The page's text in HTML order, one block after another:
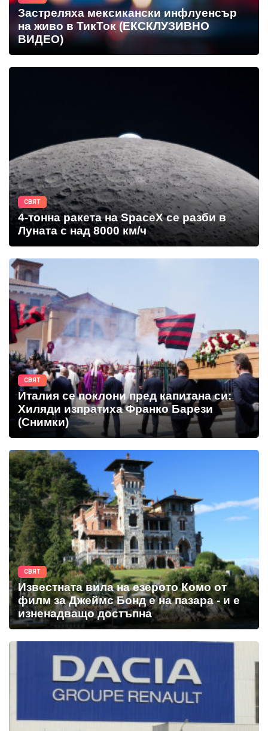
Застреляха мексикански инфлуенсър
на живо в ТикТок (ЕКСКЛУЗИВНО
ВИДЕО)
СВЯТ
4-тонна ракета на SpaceX се разби в
Луната с над 8000 км/ч
СВЯТ
Италия се поклони пред капитана си:
Хиляди изпратиха Франко Барези
(Снимки)
СВЯТ
Известната вила на езерото Комо от
филм за Джеймс Бонд е на пазара - и е
изненадващо достъпна